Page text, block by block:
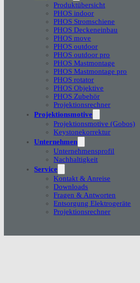
Produktübersicht
PHOS indoor
PHOS Stromschiene
PHOS Deckeneinbau
PHOS move
PHOS outdoor
PHOS outdoor pro
PHOS Mastmontage
PHOS Mastmontage pro
PHOS rotator
PHOS Objektive
PHOS Zubehör
Projektionsrechner
Projektionsmotive
Projektionsmotive (Gobos)
Keystonekorrektur
Unternehmen
Unternehmensprofil
Nachhaltigkeit
Service
Kontakt & Anreise
Downloads
Fragen & Antworten
Entsorgung Elektrogeräte
Projektionsrechner